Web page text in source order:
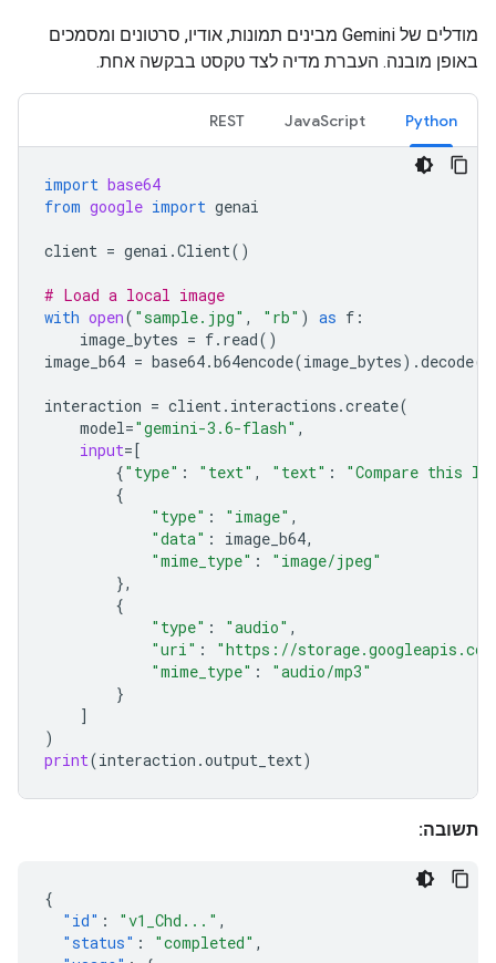
מודלים של Gemini מבינים תמונות, אודיו, סרטונים ומסמכים
באופן מובנה. העברת מדיה לצד טקסט בבקשה אחת.
Python
JavaScript
REST
import base64
from google import genai
client = genai .Client()
# Load a local image
with open( "sample.jpg" , "rb" ) as f :
image_bytes = f. read()
image_b64 = base64.b64encode(image_bytes) .decode(
interaction = client. interactions .create(
model="gemini-3.6-flash" ,
input=[
{"type" : "text" , "text" :
"Compare this
{
"type" : "image" ,
"data" : image_b64,
"mime_type" :
"image/jpeg"
},
{
"type" : "audio" ,
"uri" :
"https://
"mime_type" :
"audio/mp3"
}
]
)
print(interaction .output_text)
תשובה:
{
"id" : "v1_Chd..." ,
"status" : "completed" ,